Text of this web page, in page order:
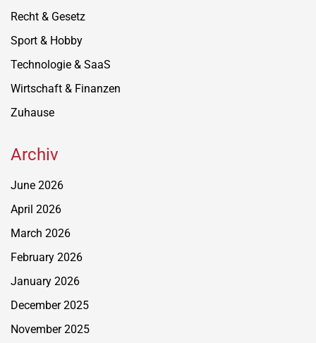
Recht & Gesetz
Sport & Hobby
Technologie & SaaS
Wirtschaft & Finanzen
Zuhause
Archiv
June 2026
April 2026
March 2026
February 2026
January 2026
December 2025
November 2025